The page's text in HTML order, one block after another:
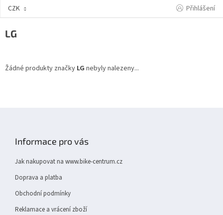
Přejít
CZK Přihlášení
LG
Žádné produkty značky LG nebyly nalezeny...
Informace pro vás
Jak nakupovat na www.bike-centrum.cz
Doprava a platba
Obchodní podmínky
Reklamace a vrácení zboží